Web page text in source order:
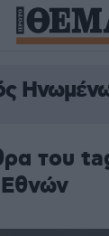
του